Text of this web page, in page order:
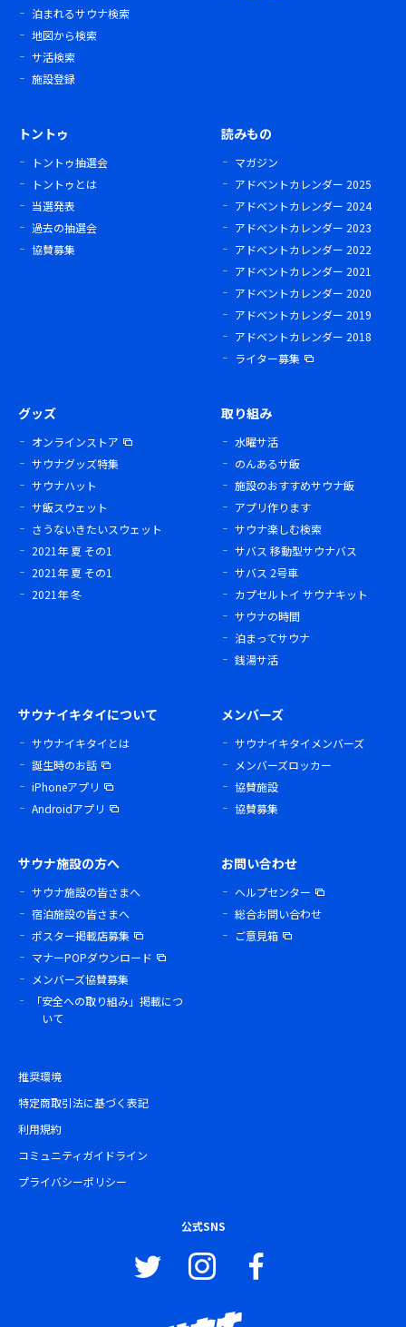
泊まれるサウナ検索
地図から検索
サ活検索
施設登録
トントゥ
トントゥ抽選会
トントゥとは
当選発表
過去の抽選会
協賛募集
読みもの
マガジン
アドベントカレンダー 2025
アドベントカレンダー 2024
アドベントカレンダー 2023
アドベントカレンダー 2022
アドベントカレンダー 2021
アドベントカレンダー 2020
アドベントカレンダー 2019
アドベントカレンダー 2018
ライター募集
グッズ
オンラインストア
サウナグッズ特集
サウナハット
サ飯スウェット
さうないきたいスウェット
2021年 夏 その1
2021年 夏 その1
2021年 冬
取り組み
水曜サ活
のんあるサ飯
施設のおすすめサウナ飯
アプリ作ります
サウナ楽しむ検索
サバス 移動型サウナバス
サバス 2号車
カプセルトイ サウナキット
サウナの時間
泊まってサウナ
銭湯サ活
サウナイキタイについて
サウナイキタイとは
誕生時のお話
iPhoneアプリ
Androidアプリ
メンバーズ
サウナイキタイメンバーズ
メンバーズロッカー
協賛施設
協賛募集
サウナ施設の方へ
サウナ施設の皆さまへ
宿泊施設の皆さまへ
ポスター掲載店募集
マナーPOPダウンロード
メンバーズ協賛募集
「安全への取り組み」掲載につ
いて
お問い合わせ
ヘルプセンター
総合お問い合わせ
ご意見箱
推奨環境
特定商取引法に基づく表記
利用規約
コミュニティガイドライン
プライバシーポリシー
公式SNS